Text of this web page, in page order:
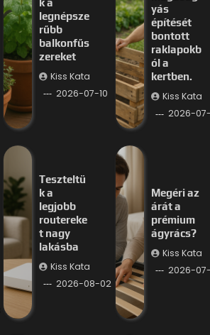
legnépsze
rűbb
balkonfűs
zereket
Kiss Kata
2026-07-10
yás
építését
bontott
raklapokb
ól a
kertben.
Kiss Kata
2026-
Teszteltü
k a
legjobb
routereke
t nagy
lakásba
Kiss Kata
2026-08-02
Megéri az
árát a
prémium
ágyrács?
Kiss Kata
2026-